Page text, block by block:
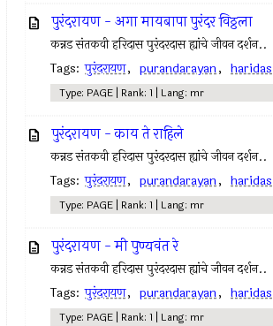
पुरंदरायण - अगा मायबापा पुरंदर विठ्ठला
कन्नड संतकवी हरिदास पुरंदरदास ह्यांचे जीवन दर्शन..
Tags: पुरंदरायण, purandarayan, haridas
Type: PAGE | Rank: 1 | Lang: mr
पुरंदरायण - काय ते राहिले
कन्नड संतकवी हरिदास पुरंदरदास ह्यांचे जीवन दर्शन..
Tags: पुरंदरायण, purandarayan, haridas
Type: PAGE | Rank: 1 | Lang: mr
पुरंदरायण - मी पुण्यवंत रे
कन्नड संतकवी हरिदास पुरंदरदास ह्यांचे जीवन दर्शन..
Tags: पुरंदरायण, purandarayan, haridas
Type: PAGE | Rank: 1 | Lang: mr